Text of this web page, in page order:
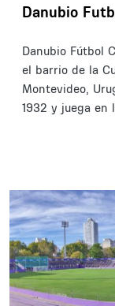
Danubio
Danubio Fútbol
el barrio de la
Montevideo,
1932 y juega en